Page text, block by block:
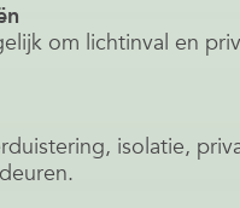
om lichtinval en
isolatie,